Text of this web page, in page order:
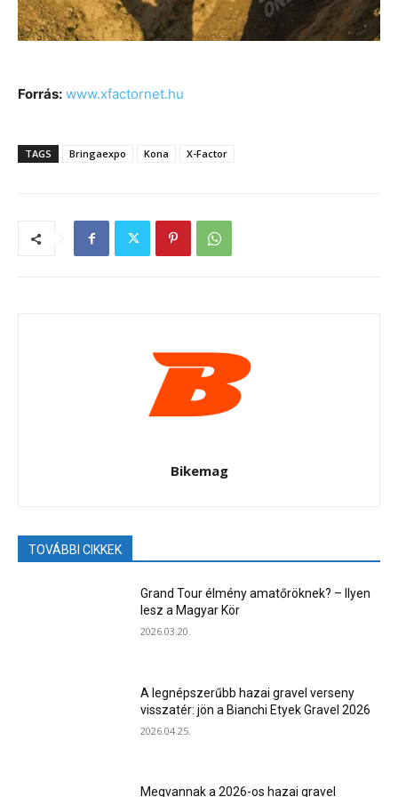
Forrás: www.xfactornet.hu
TAGS Bringaexpo Kona X-Factor
Bikemag
TOVÁBBI CIKKEK
Grand Tour élmény amatőröknek? – Ilyen
lesz a Magyar Kör
2026.03.20.
A legnépszerűbb hazai gravel verseny
visszatér: jön a Bianchi Etyek Gravel 2026
2026.04.25.
Megvannak a 2026-os hazai gravel